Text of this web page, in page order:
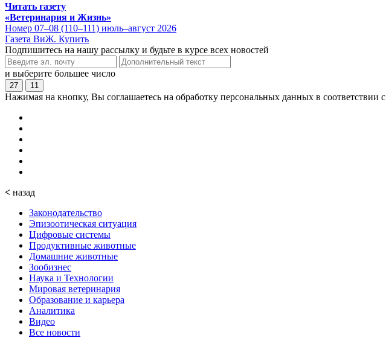
Читать газету
«Ветеринария и Жизнь»
Номер 07–08 (110–111) июль–август 2026
Газета ВиЖ. Купить
Подпишитесь на нашу рассылку и будьте в курсе всех новостей
и выберите большее число
27 11
Нажимая на кнопку, Вы соглашаетесь на обработку персональных данных в соответствии с
< назад
Законодательство
Эпизоотическая ситуация
Цифровые системы
Продуктивные животные
Домашние животные
Зообизнес
Наука и Технологии
Мировая ветеринария
Образование и карьера
Аналитика
Видео
Все новости